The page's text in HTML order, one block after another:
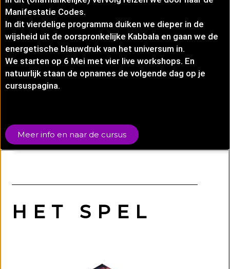
Manifestatie Codes.
In dit vierdelige programma duiken we dieper in de
wijsheid uit de oorspronkelijke Kabbala en gaan we de
energetische blauwdruk van het universum in.
We starten op 6 Mei met vier live workshops. En
natuurlijk staan de opnames de volgende dag op je
cursuspagina.
Meer info en naar de cursus
HET SPEL